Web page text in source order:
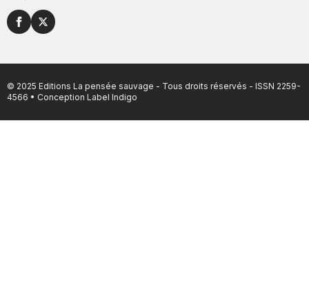
© 2025 Editions La pensée sauvage - Tous droits réservés - ISSN 2259-
4566 • Conception Label Indigo